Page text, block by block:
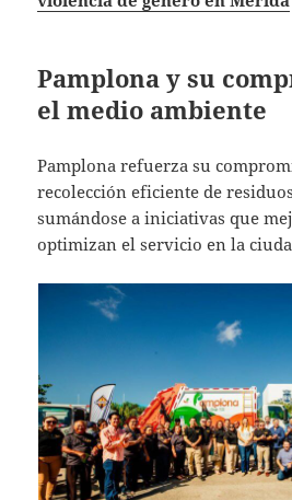
Pamplona y su
el medio ambiente
Pamplona refuerza su
recolección eficiente de
sumándose a iniciativas que
optimizan el servicio en la